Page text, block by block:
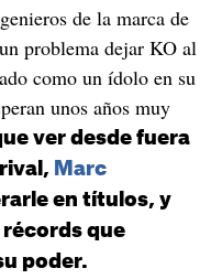
de la marca de
problema dejar KO al
como un ídolo en su
unos años muy
ver desde fuera
Marc
en títulos, y
que
poder.